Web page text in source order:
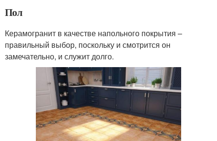
Пол
Керамогранит в качестве напольного покрытия –
правильный выбор, поскольку и смотрится он
замечательно, и служит долго.